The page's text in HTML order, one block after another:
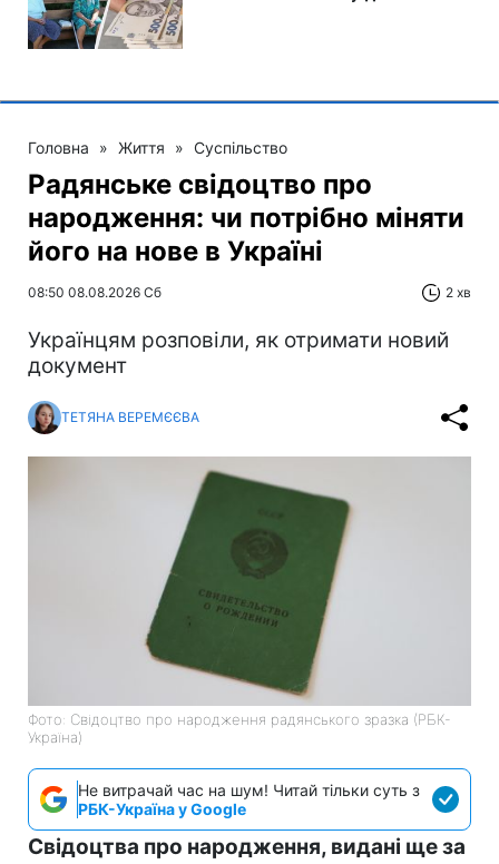
Головна » Життя » Суспільство
Радянське свідоцтво про
народження: чи потрібно міняти
його на нове в Україні
08:50 08.08.2026 Сб 2 хв
Українцям розповіли, як отримати новий
документ
ТЕТЯНА ВЕРЕМЄЄВА
Фото: Свідоцтво про народження радянського зразка (РБК-
Україна)
Не витрачай час на шум! Читай тільки суть з
РБК-Україна у Google
Свідоцтва про народження, видані ще за